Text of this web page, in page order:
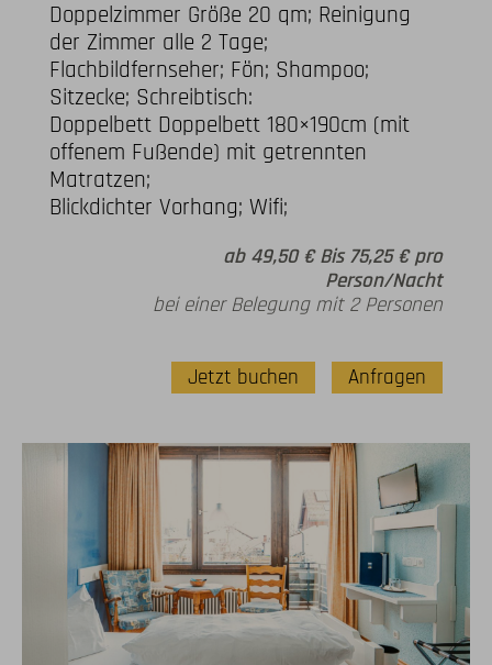
Doppelzimmer Größe 20 qm; Reinigung
der Zimmer alle 2 Tage;
Flachbildfernseher; Fön; Shampoo;
Sitzecke; Schreibtisch:
Doppelbett Doppelbett 180×190cm (mit
offenem Fußende) mit getrennten
Matratzen;
Blickdichter Vorhang; Wifi;
ab 49,50 € Bis 75,25 € pro
Person/Nacht
bei einer Belegung mit 2 Personen
Jetzt buchen Anfragen